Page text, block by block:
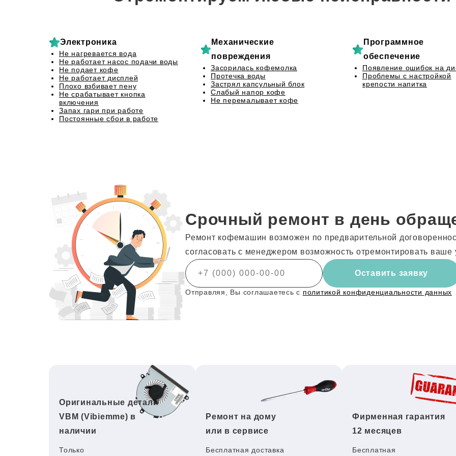
Электроника
Не нагревается вода
Не работает насос подачи воды
Не подает кофе
Не работает дисплей
Плохо взбивает пену
Не срабатывает кнопка
включения
Запах гари при работе
Постоянные сбои в работе
Механические
повреждения
Засорилась кофемолка
Протечка воды
Застрял капсульный блок
Слабый напор кофе
Не перемалывает кофе
Программное
обеспечение
Появление ошибок на
Проблемы с настройкой
крепости напитка
Срочный ремонт в день
Ремонт кофемашин возможен по предварительной
согласовать с менеджером возможность отремонтировать ваше
Оставить заявку
Отправляя, Вы соглашаетесь с политикой конфиденциальности данных
Оригинальные детали
VBM (Vibiemme) в
наличии
Только
Ремонт на дому
или в сервисе
Бесплатная доставка
Фирменная гарантия
12 месяцев
Бесплатная